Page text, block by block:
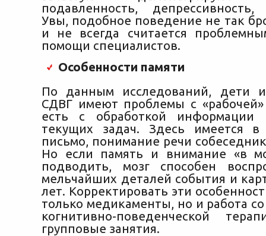
подавленность, депрессивность,
Увы, подобное поведение не так
и не всегда считается
помощи специалистов.
Особенности памяти
По данным исследований, дети
СДВГ имеют проблемы с
есть с обработкой
текущих задач. Здесь имеется в
письмо, понимание речи
Но если память и внимание «в
подводить, мозг способен
мельчайших деталей события и
лет. Корректировать эти
только медикаменты, но и работа
когнитивно-поведенческой
групповые занятия.